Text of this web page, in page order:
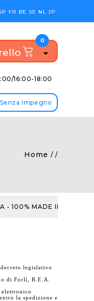
FR BE SE NL JP
0
0

16:00-18:00
Impegno
Home
MADE IN ITALY •
legislativo
di Forlì, R.E.A.
la spedizione e